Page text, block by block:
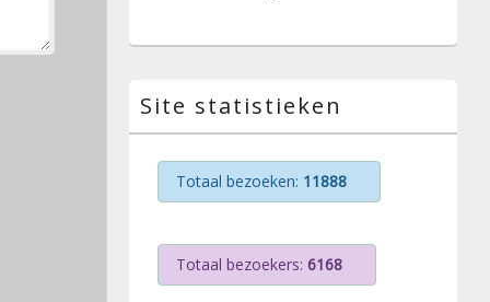
Site statistieken
Totaal bezoeken: 11888
Totaal bezoekers: 6168